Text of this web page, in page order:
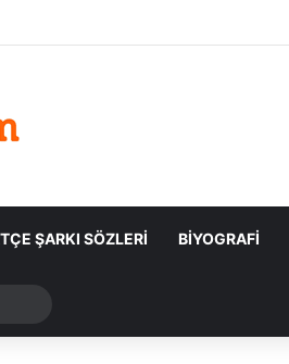
ŞARKI SÖZLERI BIYOGRAFI
yap